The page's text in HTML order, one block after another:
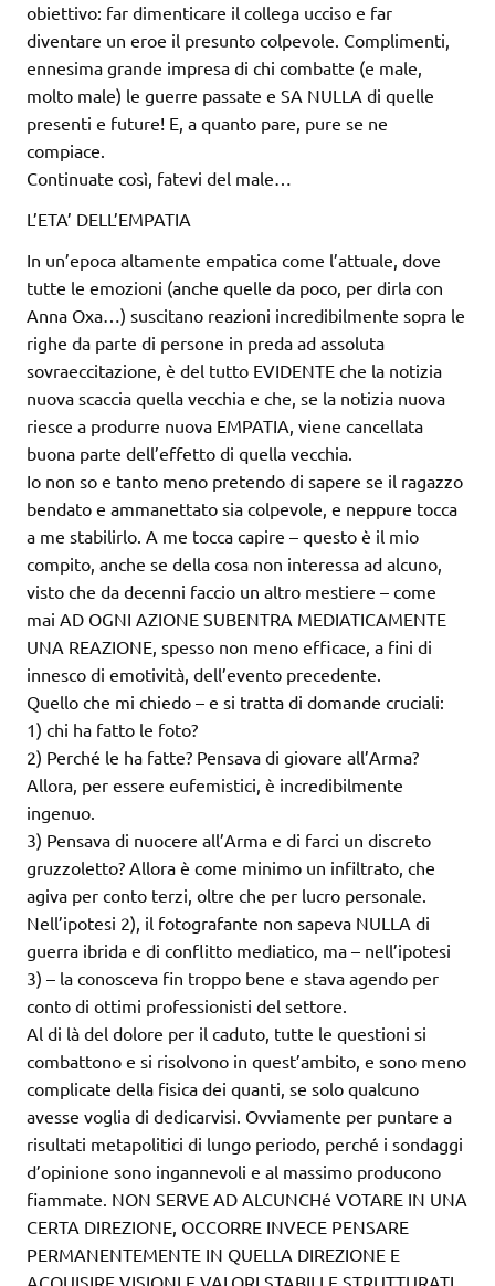
obiettivo: far dimenticare il collega ucciso e far
diventare un eroe il presunto colpevole. Complimenti,
ennesima grande impresa di chi combatte (e male,
molto male) le guerre passate e SA NULLA di quelle
presenti e future! E, a quanto pare, pure se ne
compiace.
Continuate così, fatevi del male…
L’ETA’ DELL’EMPATIA
In un’epoca altamente empatica come l’attuale, dove
tutte le emozioni (anche quelle da poco, per dirla con
Anna Oxa…) suscitano reazioni incredibilmente sopra le
righe da parte di persone in preda ad assoluta
sovraeccitazione, è del tutto EVIDENTE che la notizia
nuova scaccia quella vecchia e che, se la notizia nuova
riesce a produrre nuova EMPATIA, viene cancellata
buona parte dell’effetto di quella vecchia.
Io non so e tanto meno pretendo di sapere se il ragazzo
bendato e ammanettato sia colpevole, e neppure tocca
a me stabilirlo. A me tocca capire – questo è il mio
compito, anche se della cosa non interessa ad alcuno,
visto che da decenni faccio un altro mestiere – come
mai AD OGNI AZIONE SUBENTRA MEDIATICAMENTE
UNA REAZIONE, spesso non meno efficace, a fini di
innesco di emotività, dell’evento precedente.
Quello che mi chiedo – e si tratta di domande cruciali:
1) chi ha fatto le foto?
2) Perché le ha fatte? Pensava di giovare all’Arma?
Allora, per essere eufemistici, è incredibilmente
ingenuo.
3) Pensava di nuocere all’Arma e di farci un discreto
gruzzoletto? Allora è come minimo un infiltrato, che
agiva per conto terzi, oltre che per lucro personale.
Nell’ipotesi 2), il fotografante non sapeva NULLA di
guerra ibrida e di conflitto mediatico, ma – nell’ipotesi
3) – la conosceva fin troppo bene e stava agendo per
conto di ottimi professionisti del settore.
Al di là del dolore per il caduto, tutte le questioni si
combattono e si risolvono in quest’ambito, e sono meno
complicate della fisica dei quanti, se solo qualcuno
avesse voglia di dedicarvisi. Ovviamente per puntare a
risultati metapolitici di lungo periodo, perché i sondaggi
d’opinione sono ingannevoli e al massimo producono
fiammate. NON SERVE AD ALCUNCHé VOTARE IN UNA
CERTA DIREZIONE, OCCORRE INVECE PENSARE
PERMANENTEMENTE IN QUELLA DIREZIONE E